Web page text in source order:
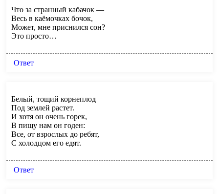
Что за странный кабачок —
Весь в каёмочках бочок,
Может, мне приснился сон?
Это просто…
Ответ
Белый, тощий корнеплод
Под землей растет.
И хотя он очень горек,
В пищу нам он годен:
Все, от взрослых до ребят,
С холодцом его едят.
Ответ